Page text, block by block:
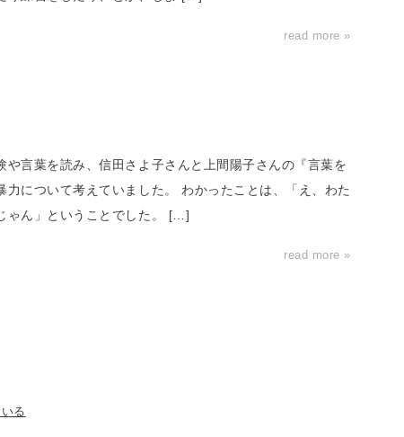
read more »
や言葉を読み、信田さよ子さんと上間陽子さんの『言葉を
力について考えていました。 わかったことは、「え、わた
ゃん」ということでした。 […]
read more »
る